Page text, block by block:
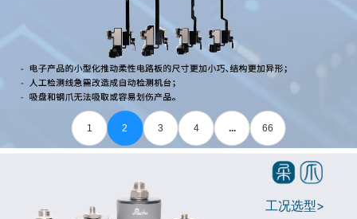
1 2 3 4 ... 66
工况选型>